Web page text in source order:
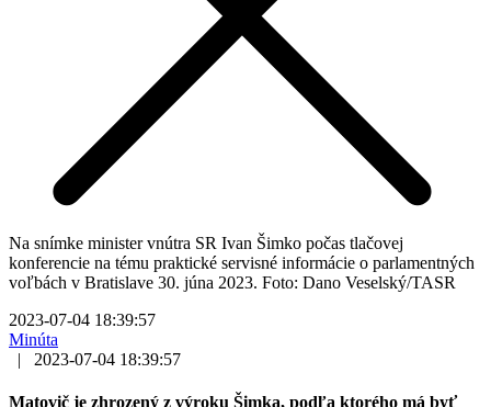
Na snímke minister vnútra SR Ivan Šimko počas tlačovej
konferencie na tému praktické servisné informácie o parlamentných
voľbách v Bratislave 30. júna 2023. Foto: Dano Veselský/TASR
2023-07-04 18:39:57
Minúta
|
2023-07-04 18:39:57
Matovič je zhrozený z výroku Šimka, podľa ktorého má byť